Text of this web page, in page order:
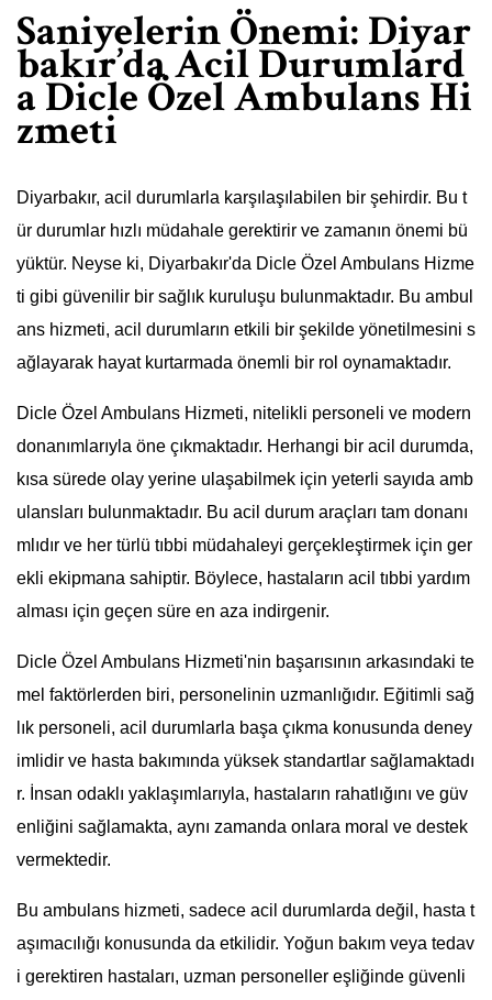
Saniyelerin Önemi: Diyar
bakır’da Acil Durumlard
a Dicle Özel Ambulans Hi
zmeti
Diyarbakır, acil durumlarla karşılaşılabilen bir şehirdir. Bu t
ür durumlar hızlı müdahale gerektirir ve zamanın önemi bü
yüktür. Neyse ki, Diyarbakır'da Dicle Özel Ambulans Hizme
ti gibi güvenilir bir sağlık kuruluşu bulunmaktadır. Bu ambul
ans hizmeti, acil durumların etkili bir şekilde yönetilmesini s
ağlayarak hayat kurtarmada önemli bir rol oynamaktadır.
Dicle Özel Ambulans Hizmeti, nitelikli personeli ve modern
donanımlarıyla öne çıkmaktadır. Herhangi bir acil durumda,
kısa sürede olay yerine ulaşabilmek için yeterli sayıda amb
ulansları bulunmaktadır. Bu acil durum araçları tam donanı
mlıdır ve her türlü tıbbi müdahaleyi gerçekleştirmek için ger
ekli ekipmana sahiptir. Böylece, hastaların acil tıbbi yardım
alması için geçen süre en aza indirgenir.
Dicle Özel Ambulans Hizmeti'nin başarısının arkasındaki te
mel faktörlerden biri, personelinin uzmanlığıdır. Eğitimli sağ
lık personeli, acil durumlarla başa çıkma konusunda deney
imlidir ve hasta bakımında yüksek standartlar sağlamaktadı
r. İnsan odaklı yaklaşımlarıyla, hastaların rahatlığını ve güv
enliğini sağlamakta, aynı zamanda onlara moral ve destek
vermektedir.
Bu ambulans hizmeti, sadece acil durumlarda değil, hasta t
aşımacılığı konusunda da etkilidir. Yoğun bakım veya tedav
i gerektiren hastaları, uzman personeller eşliğinde güvenli